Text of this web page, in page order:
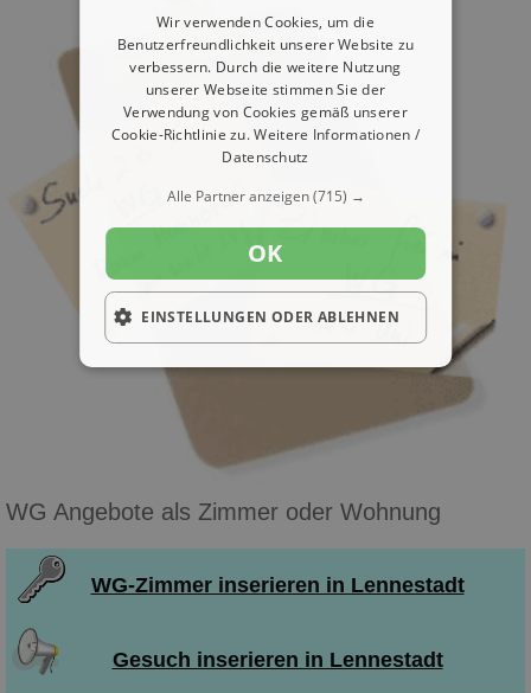
WG Angebote als Zimmer oder Wohnung
WG-Zimmer inserieren in Lennestadt
Gesuch inserieren in Lennestadt
Wir verwenden Cookies, um die
Benutzerfreundlichkeit unserer Website zu
verbessern. Durch die weitere Nutzung
unserer Webseite stimmen Sie der
Verwendung von Cookies gemäß unserer
Cookie-Richtlinie zu.Weitere Informationen /
Datenschutz
Alle Partner anzeigen(715) →
OK
EINSTELLUNGEN ODER ABLEHNEN